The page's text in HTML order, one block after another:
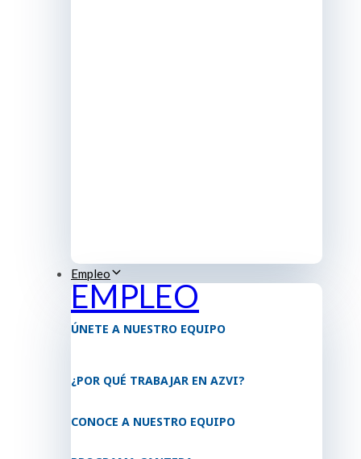
Empleo
EMPLEO
ÚNETE A NUESTRO EQUIPO
¿POR QUÉ TRABAJAR EN AZVI?
CONOCE A NUESTRO EQUIPO